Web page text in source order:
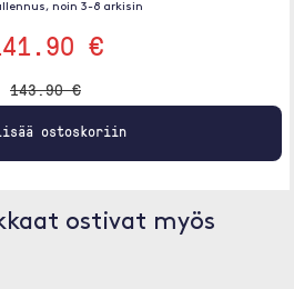
noin 3-8 arkisin
€
143.90 €
ostoskoriin
ostivat myös